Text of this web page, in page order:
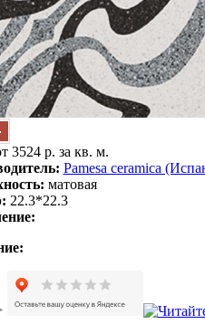
3524 р. за кв. м.
Pamesa ceramica
матовая
22.3*22.3